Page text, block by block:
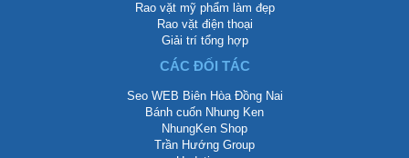
Rao vặt mỹ phẩm làm đẹp
Rao vặt điện thoại
Giải trí tổng hợp
CÁC ĐỐI TÁC
Seo WEB Biên Hòa Đồng Nai
Bánh cuốn Nhung Ken
NhungKen Shop
Trần Hướng Group